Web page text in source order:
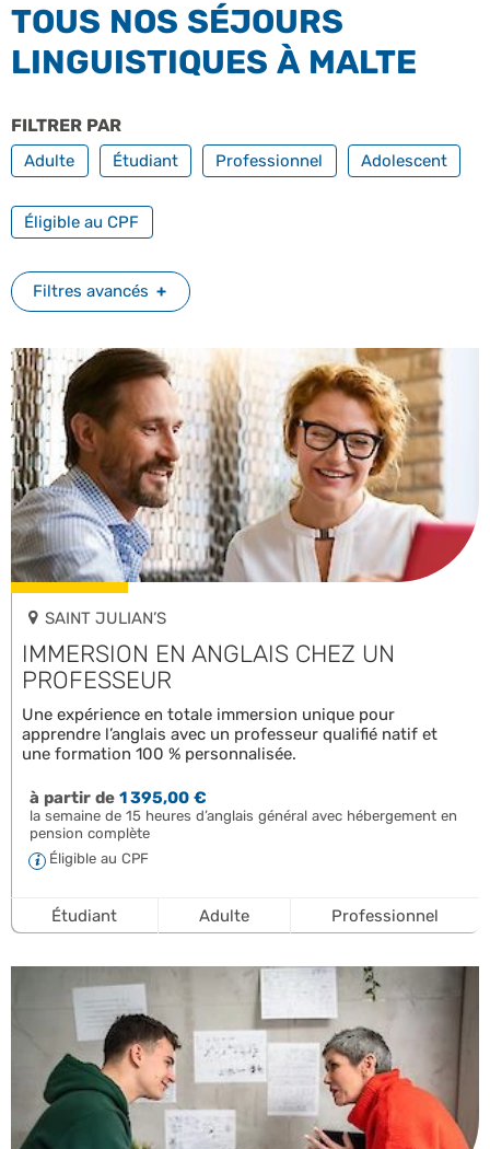
TOUS NOS SÉJOURS
LINGUISTIQUES À MALTE
FILTRER PAR
Adulte Étudiant Professionnel Adolescent
Éligible au CPF
Filtres avancés
SAINT JULIAN’S
IMMERSION EN ANGLAIS CHEZ UN
PROFESSEUR
Une expérience en totale immersion unique pour
apprendre l’anglais avec un professeur qualifié natif et
une formation 100 % personnalisée.
à partir de1 395,00 €
la semaine de 15 heures d’anglais général avec hébergement en
pension complète
Éligible au CPF
Étudiant Adulte Professionnel